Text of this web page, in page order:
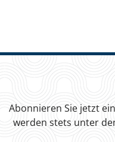
Abonnieren Sie jetzt
werden stets unter